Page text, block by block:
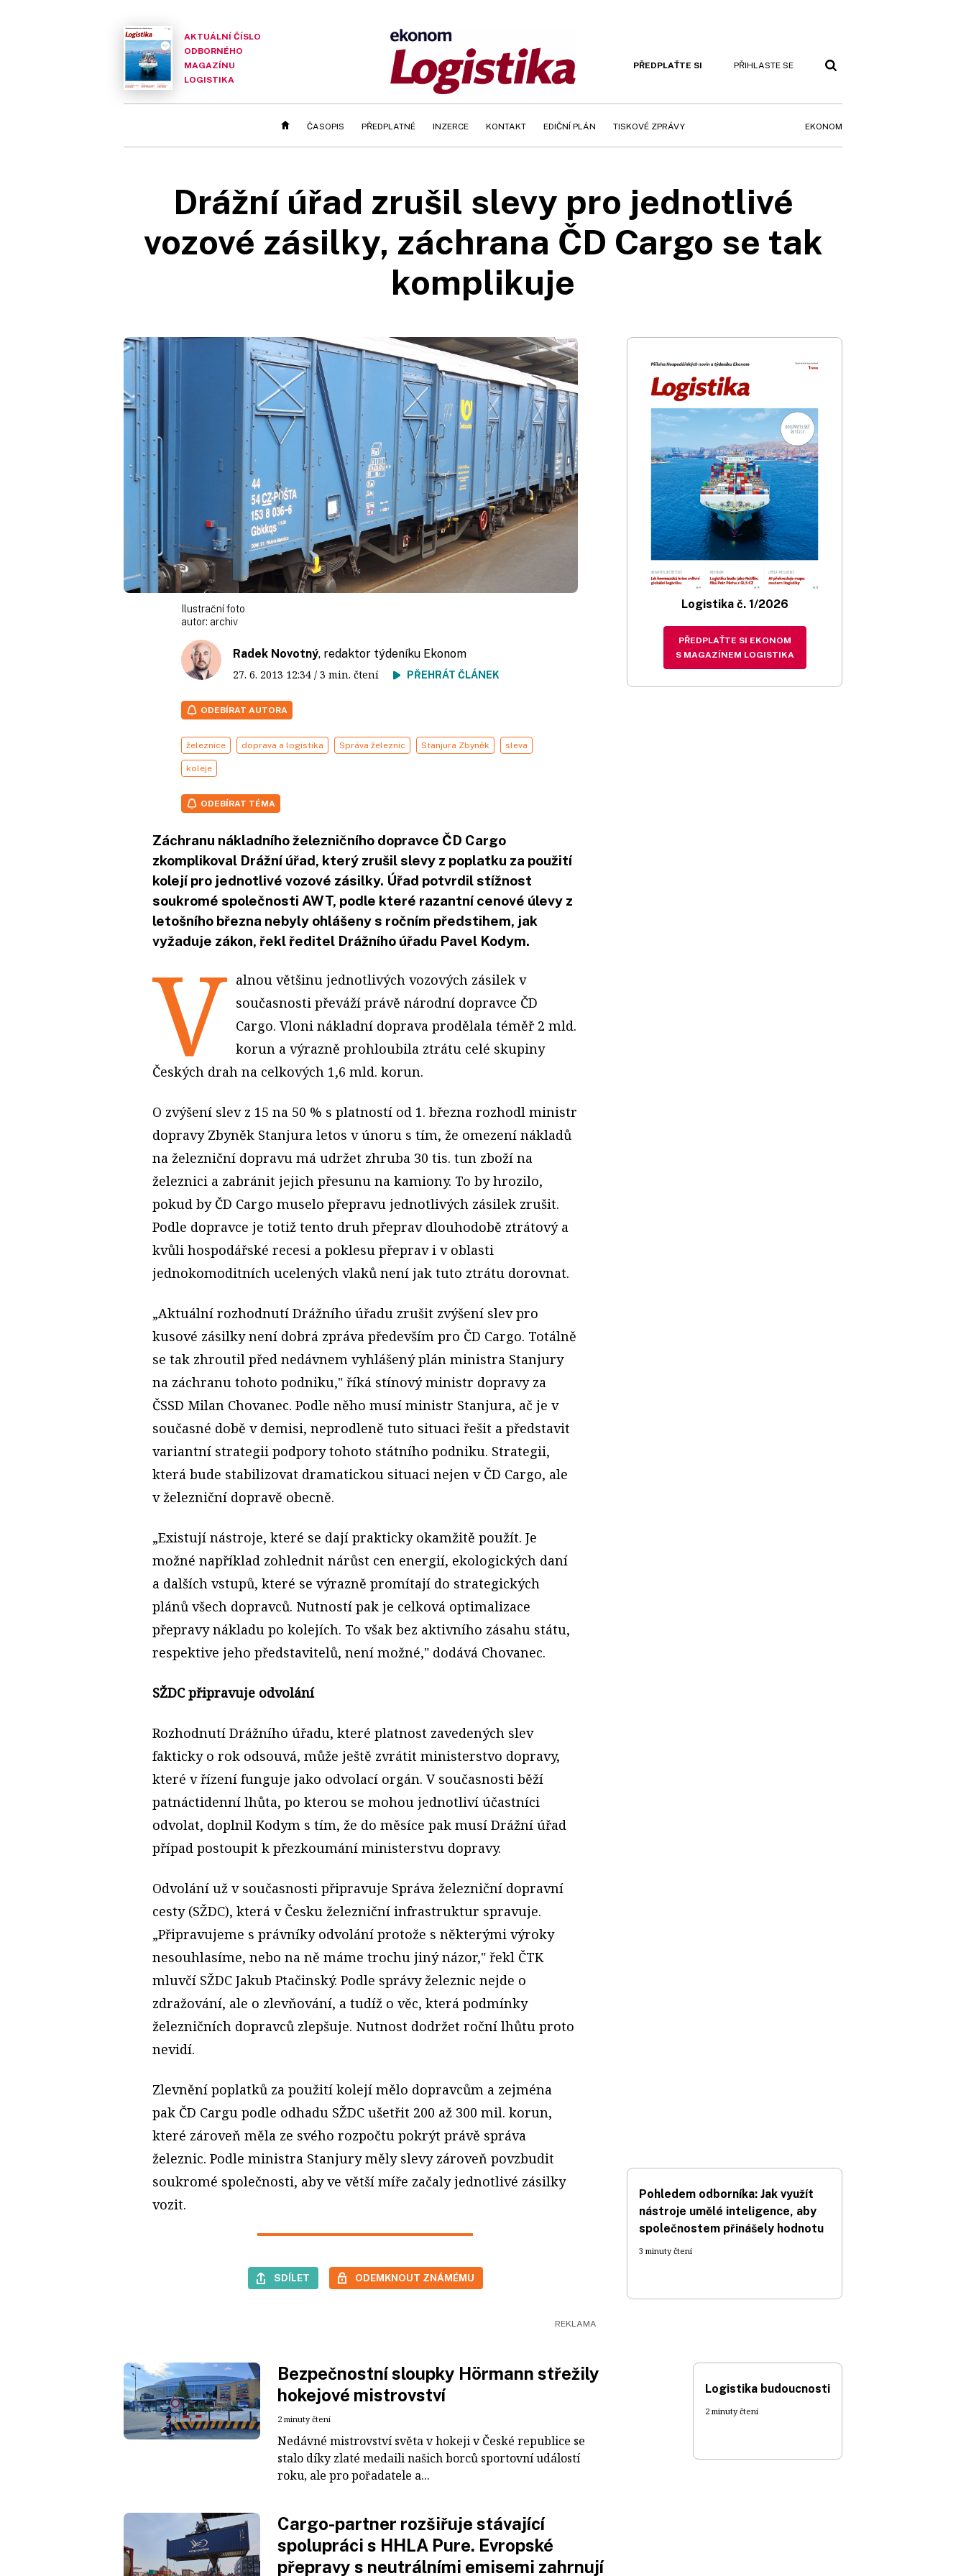
AKTUÁLNÍ ČÍSLO
ODBORNÉHO
MAGAZÍNU
LOGISTIKA
PŘEDPLAŤTE SI PŘIHLASTE SE
ČASOPIS PŘEDPLATNÉ INZERCE KONTAKT EDIČNÍ PLÁN TISKOVÉ ZPRÁVY EKONOM
Drážní úřad zrušil slevy pro jednotlivé
vozové zásilky, záchrana ČD Cargo se tak
komplikuje
Ilustrační foto
autor: archiv
Radek Novotný, redaktor týdeníku Ekonom
27. 6. 2013 12:34 / 3 min. čtení PŘEHRÁT ČLÁNEK
ODEBÍRAT AUTORA
železnice doprava a logistika Správa železnic Stanjura Zbyněk sleva
koleje
ODEBÍRAT TÉMA
Záchranu nákladního železničního dopravce ČD Cargo
zkomplikoval Drážní úřad, který zrušil slevy z poplatku za použití
kolejí pro jednotlivé vozové zásilky. Úřad potvrdil stížnost
soukromé společnosti AWT, podle které razantní cenové úlevy z
letošního března nebyly ohlášeny s ročním předstihem, jak
vyžaduje zákon, řekl ředitel Drážního úřadu Pavel Kodym.
V alnou většinu jednotlivých vozových zásilek v
současnosti převáží právě národní dopravce ČD
Cargo. Vloni nákladní doprava prodělala téměř 2 mld.
korun a výrazně prohloubila ztrátu celé skupiny
Českých drah na celkových 1,6 mld. korun.
O zvýšení slev z 15 na 50 % s platností od 1. března rozhodl ministr
dopravy Zbyněk Stanjura letos v únoru s tím, že omezení nákladů
na železniční dopravu má udržet zhruba 30 tis. tun zboží na
železnici a zabránit jejich přesunu na kamiony. To by hrozilo,
pokud by ČD Cargo muselo přepravu jednotlivých zásilek zrušit.
Podle dopravce je totiž tento druh přeprav dlouhodobě ztrátový a
kvůli hospodářské recesi a poklesu přeprav i v oblasti
jednokomoditních ucelených vlaků není jak tuto ztrátu dorovnat.
„Aktuální rozhodnutí Drážního úřadu zrušit zvýšení slev pro
kusové zásilky není dobrá zpráva především pro ČD Cargo. Totálně
se tak zhroutil před nedávnem vyhlášený plán ministra Stanjury
na záchranu tohoto podniku," říká stínový ministr dopravy za
ČSSD Milan Chovanec. Podle něho musí ministr Stanjura, ač je v
současné době v demisi, neprodleně tuto situaci řešit a představit
variantní strategii podpory tohoto státního podniku. Strategii,
která bude stabilizovat dramatickou situaci nejen v ČD Cargo, ale
v železniční dopravě obecně.
„Existují nástroje, které se dají prakticky okamžitě použít. Je
možné například zohlednit nárůst cen energií, ekologických daní
a dalších vstupů, které se výrazně promítají do strategických
plánů všech dopravců. Nutností pak je celková optimalizace
přepravy nákladu po kolejích. To však bez aktivního zásahu státu,
respektive jeho představitelů, není možné," dodává Chovanec.
SŽDC připravuje odvolání
Rozhodnutí Drážního úřadu, které platnost zavedených slev
fakticky o rok odsouvá, může ještě zvrátit ministerstvo dopravy,
které v řízení funguje jako odvolací orgán. V současnosti běží
patnáctidenní lhůta, po kterou se mohou jednotliví účastníci
odvolat, doplnil Kodym s tím, že do měsíce pak musí Drážní úřad
případ postoupit k přezkoumání ministerstvu dopravy.
Odvolání už v současnosti připravuje Správa železniční dopravní
cesty (SŽDC), která v Česku železniční infrastruktur spravuje.
„Připravujeme s právníky odvolání protože s některými výroky
nesouhlasíme, nebo na ně máme trochu jiný názor," řekl ČTK
mluvčí SŽDC Jakub Ptačinský. Podle správy železnic nejde o
zdražování, ale o zlevňování, a tudíž o věc, která podmínky
železničních dopravců zlepšuje. Nutnost dodržet roční lhůtu proto
nevidí.
Zlevnění poplatků za použití kolejí mělo dopravcům a zejména
pak ČD Cargu podle odhadu SŽDC ušetřit 200 až 300 mil. korun,
které zároveň měla ze svého rozpočtu pokrýt právě správa
železnic. Podle ministra Stanjury měly slevy zároveň povzbudit
soukromé společnosti, aby ve větší míře začaly jednotlivé zásilky
vozit.
SDÍLET ODEMKNOUT ZNÁMÉMU
Logistika č. 1/2026
PŘEDPLAŤTE SI EKONOM
S MAGAZÍNEM LOGISTIKA
Pohledem odborníka: Jak využít
nástroje umělé inteligence, aby
společnostem přinášely hodnotu
3 minuty čtení
Bezpečnostní sloupky Hörmann střežily
hokejové mistrovství
2 minuty čtení
Nedávné mistrovství světa v hokeji v České republice se
stalo díky zlaté medaili našich borců sportovní událostí
roku, ale pro pořadatele a...
Cargo-partner rozšiřuje stávající
spolupráci s HHLA Pure. Evropské
přepravy s neutrálními emisemi zahrnují
Logistika budoucnosti
2 minuty čtení